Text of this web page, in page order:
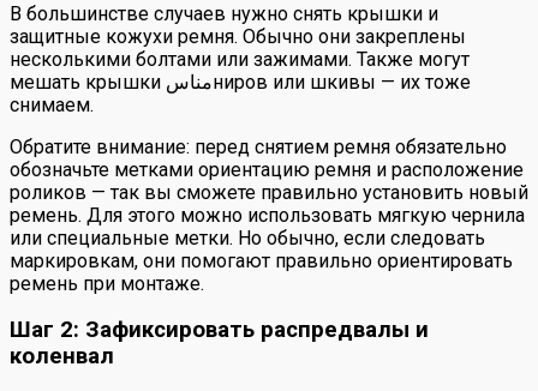
В большинстве случаев нужно снять крышки и
защитные кожухи ремня. Обычно они закреплены
несколькими болтами или зажимами. Также могут
мешать крышки مناسниров или шкивы — их тоже
снимаем.
Обратите внимание: перед снятием ремня обязательно
обозначьте метками ориентацию ремня и расположение
роликов — так вы сможете правильно установить новый
ремень. Для этого можно использовать мягкую чернила
или специальные метки. Но обычно, если следовать
маркировкам, они помогают правильно ориентировать
ремень при монтаже.
Шаг 2: Зафиксировать распредвалы и
коленвал